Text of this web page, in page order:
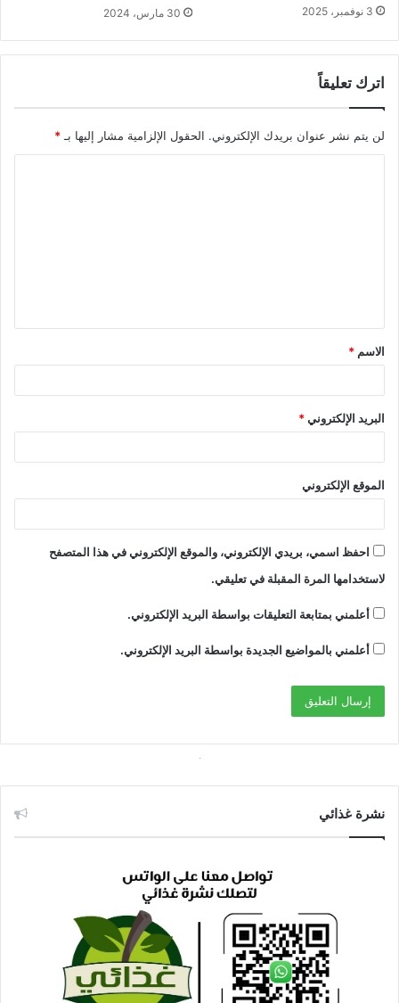
3 نوفمبر، 2025 30 مارس، 2024
اترك تعليقاً
لن يتم نشر عنوان بريدك الإلكتروني. الحقول الإلزامية مشار إليها بـ *
ق
*
الاسم *
البريد الإلكتروني*
الموقع الإلكتروني
احفظ اسمي، بريدي الإلكتروني، والموقع الإلكتروني في هذا المتصفح
لاستخدامها المرة المقبلة في تعليقي.
أعلمني بمتابعة التعليقات بواسطة البريد الإلكتروني.
أعلمني بالمواضيع الجديدة بواسطة البريد الإلكتروني.
نشرة غذائي